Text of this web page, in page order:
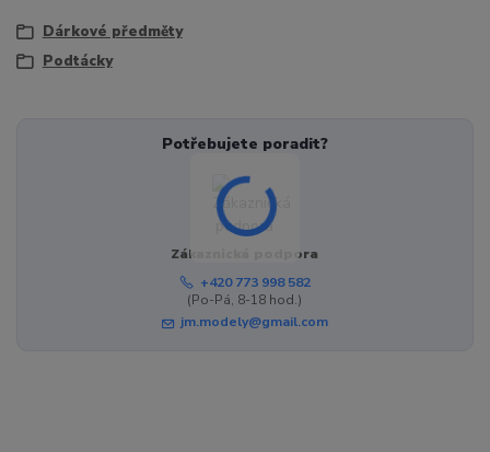
Dárkové předměty
Podtácky
Potřebujete poradit?
Zákaznická podpora
+420 773 998 582
(Po-Pá, 8-18 hod.)
jm.modely@gmail.com